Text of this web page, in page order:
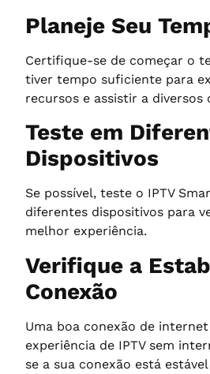
Planeje Seu
Certifique-se de começar o
tiver tempo suficiente para
recursos e assistir a diversos
Teste em
Dispositivos
Se possível, teste o IPTV
diferentes dispositivos para
melhor experiência.
Verifique a
Conexão
Uma boa conexão de
experiência de IPTV sem
se a sua conexão está